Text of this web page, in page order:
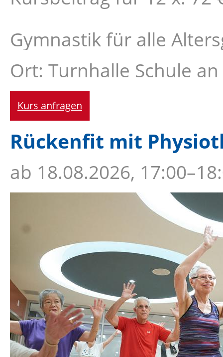
Gymnastik für alle
Ort: Turnhalle Schule
Kurs anfragen
Rückenfit mit
ab 18.08.2026,